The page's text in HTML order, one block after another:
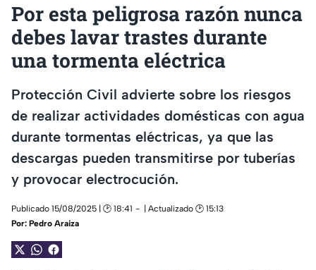
Por esta peligrosa razón nunca
debes lavar trastes durante
una tormenta eléctrica
Protección Civil advierte sobre los riesgos
de realizar actividades domésticas con agua
durante tormentas eléctricas, ya que las
descargas pueden transmitirse por tuberías
y provocar electrocución.
Publicado 15/08/2025 | 🕑 18:41
| Actualizado 🕑 15:13
Por: Pedro Araiza